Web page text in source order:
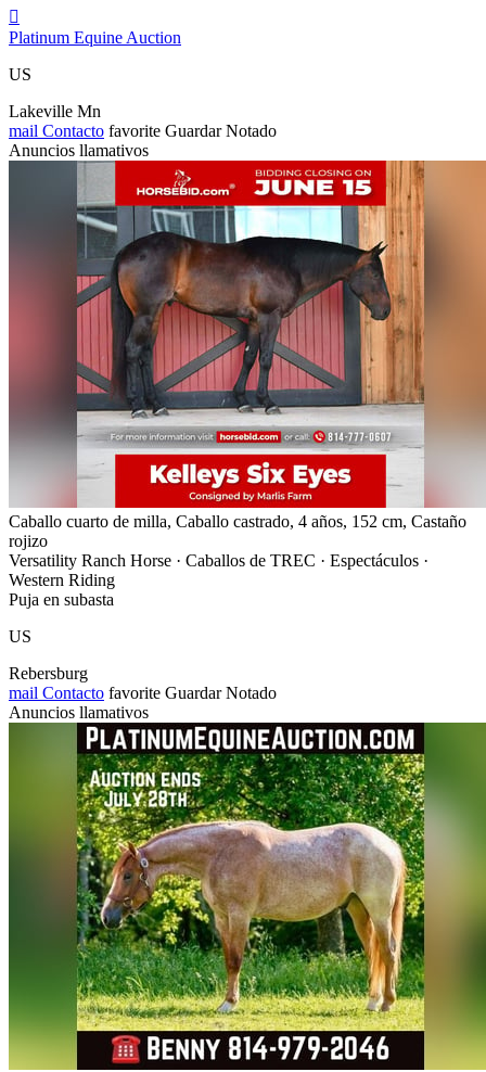

Platinum Equine Auction
US
Lakeville Mn
mail Contacto favorite Guardar Notado
Anuncios llamativos
Caballo cuarto de milla, Caballo castrado, 4 años, 152 cm, Castaño
rojizo
Versatility Ranch Horse · Caballos de TREC · Espectáculos ·
Western Riding
Puja en subasta
US
Rebersburg
mail Contacto favorite Guardar Notado
Anuncios llamativos